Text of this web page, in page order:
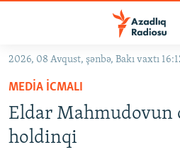
Əsas
qayıt
Əsas
naviqasiyaya
qayıt
GÜNDƏM
#İZAHLA
KORRUPSIOMETR
2026, 08 Avqust, şənbə, Bakı vaxtı
MEDIA ICMALI
Eldar Mahmudovun
holdinqi